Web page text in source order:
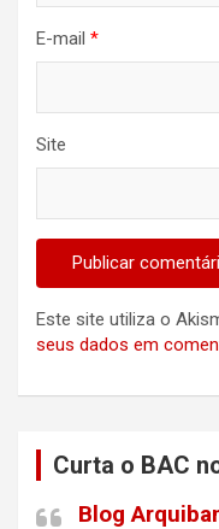
E-mail *
Site
Este site utiliza o
seus dados em
Curta o BAC
Blog